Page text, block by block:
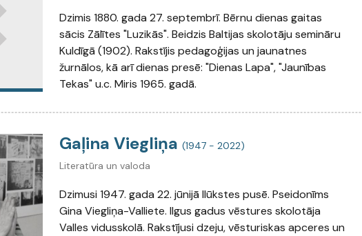
Dzimis 1880. gada 27. septembrī. Bērnu dienas gaitas
sācis Zālītes "Luzikās". Beidzis Baltijas skolotāju semināru
Kuldīgā (1902). Rakstījis pedagoģijas un jaunatnes
žurnālos, kā arī dienas presē: "Dienas Lapa", "Jaunības
Tekas" u.c. Miris 1965. gadā.
Gaļina Viegliņa (1947 - 2022)
Literatūra un valoda
Dzimusi 1947. gada 22. jūnijā Ilūkstes pusē. Pseidonīms
Gina Viegliņa-Valliete. Ilgus gadus vēstures skolotāja
Valles vidusskolā. Rakstījusi dzeju, vēsturiskas apceres un